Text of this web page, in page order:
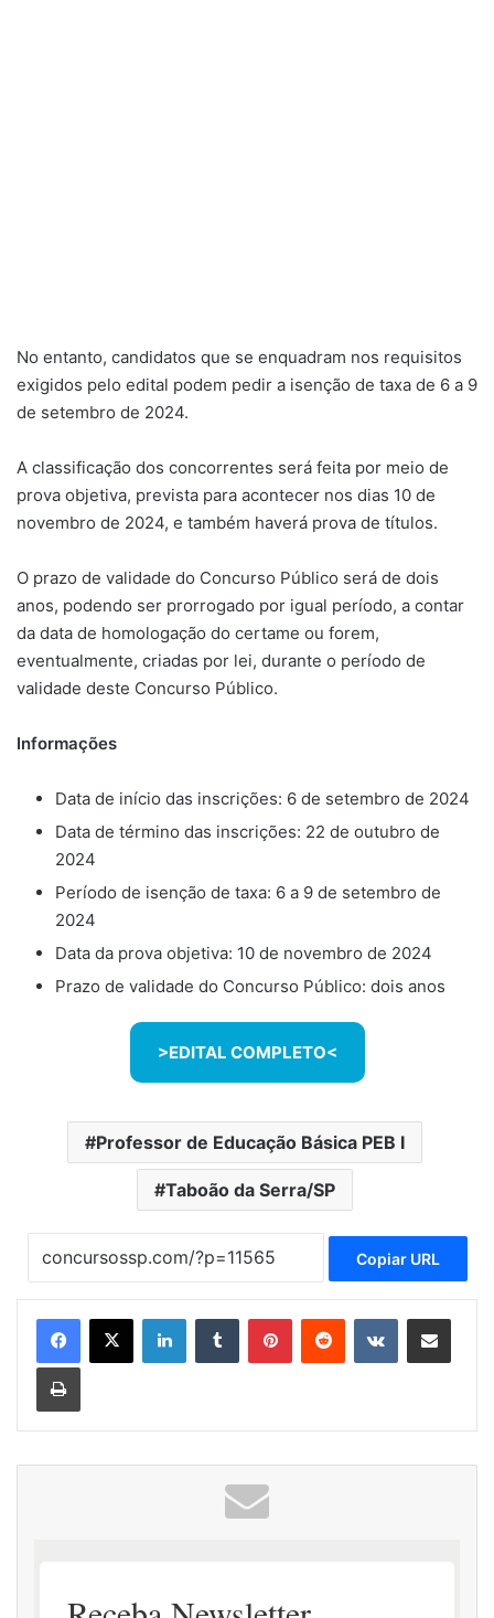
No entanto, candidatos que se enquadram nos requisitos
exigidos pelo edital podem pedir a isenção de taxa de 6 a 9
de setembro de 2024.
A classificação dos concorrentes será feita por meio de
prova objetiva, prevista para acontecer nos dias 10 de
novembro de 2024, e também haverá prova de títulos.
O prazo de validade do Concurso Público será de dois
anos, podendo ser prorrogado por igual período, a contar
da data de homologação do certame ou forem,
eventualmente, criadas por lei, durante o período de
validade deste Concurso Público.
Informações
Data de início das inscrições: 6 de setembro de 2024
Data de término das inscrições: 22 de outubro de
2024
Período de isenção de taxa: 6 a 9 de setembro de
2024
Data da prova objetiva: 10 de novembro de 2024
Prazo de validade do Concurso Público: dois anos
>EDITAL COMPLETO<
Professor de Educação Básica PEB I
Taboão da Serra/SP
Copiar URL
LinkedinTumblr PinterestReddit VK Compartilhar via e-mail
Imprimir